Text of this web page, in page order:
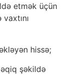
etmək üçün
hissə;
şəkildə